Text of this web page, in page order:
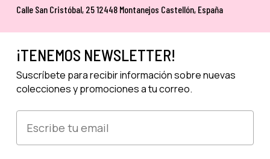
Calle San Cristóbal, 25 12448 Montanejos Castellón, España
¡TENEMOS NEWSLETTER!
Suscríbete para recibir información sobre nuevas
colecciones y promociones a tu correo.